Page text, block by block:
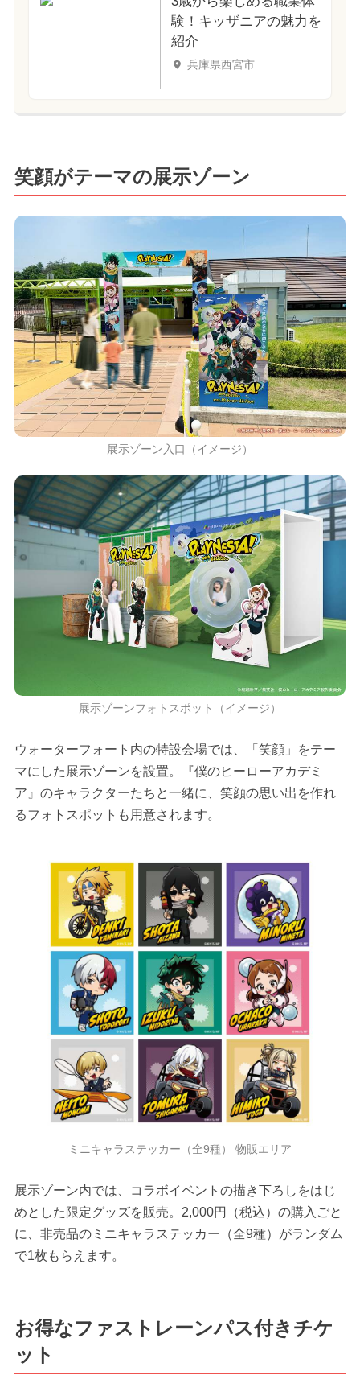
験！キッザニアの魅力を
紹介
兵庫県西宮市
笑顔がテーマの展示ゾーン
展示ゾーン入口（イメージ）
展示ゾーンフォトスポット（イメージ）
ウォーターフォート内の特設会場では、「笑顔」をテー
マにした展示ゾーンを設置。『僕のヒーローアカデミ
ア』のキャラクターたちと一緒に、笑顔の思い出を作れ
るフォトスポットも用意されます。
ミニキャラステッカー（全9種） 物販エリア
展示ゾーン内では、コラボイベントの描き下ろしをはじ
めとした限定グッズを販売。2,000円（税込）の購入ごと
に、非売品のミニキャラステッカー（全9種）がランダム
で1枚もらえます。
お得なファストレーンパス付きチケ
ット